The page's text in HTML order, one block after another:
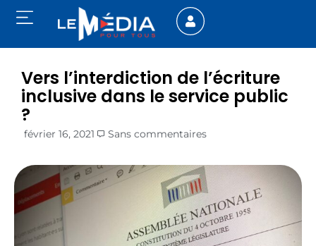
Vers l’interdiction de l’écriture
inclusive dans le service public
?
février 16, 2021 Sans commentaires